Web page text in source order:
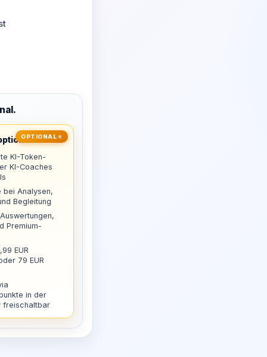
OPTIONAL ⭐
KI-Token-
KI-Coaches
bei Analysen,
Begleitung
Premium-
EUR
79 EUR
in der
freischaltbar